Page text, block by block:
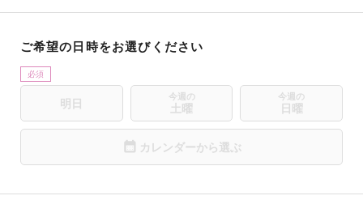
プレミア対応を希望しません
マネードクタープレミア［相談無料］…保険相談だけでなく、ライフ
プランの作成から資産形成、老後資金や相続など、最適なマネープラ
ンをアドバイスするお金の総合サービス。
お住まいの郵便番号を入力してください
ご希望の日時をお選びください
必須
明日
今週の
土曜
今週の
日曜
朝
10:00
昼
13:00
14:00
夕
18:00
カレンダーから選ぶ